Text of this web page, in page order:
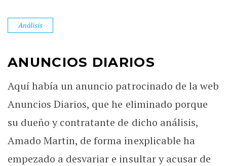
Análisis
ANUNCIOS DIARIOS
Aquí había un anuncio patrocinado de la web
Anuncios Diarios, que he eliminado porque
su dueño y contratante de dicho análisis,
Amado Martin, de forma inexplicable ha
empezado a desvariar e insultar y acusar de